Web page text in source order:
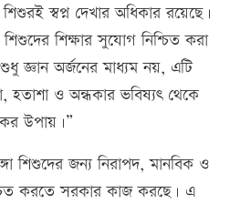
শিশুরই স্বপ্ন দেখার অধিকার রয়েছে।
শিক্ষার সুযোগ নিশ্চিত করা
জ্ঞান অর্জনের মাধ্যম নয়, এটি
হতাশা ও অন্ধকার ভবিষ্যৎ থেকে
উপায়।”
শিশুদের জন্য নিরাপদ, মানবিক ও
করতে সরকার কাজ করছে। এ